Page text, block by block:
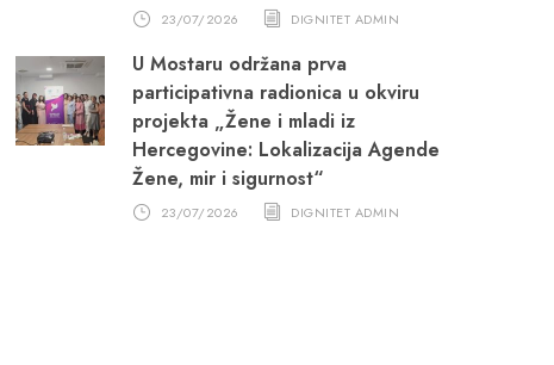
23/07/2026 DIGNITET ADMIN
U Mostaru održana prva
participativna radionica u okviru
projekta „Žene i mladi iz
Hercegovine: Lokalizacija Agende
Žene, mir i sigurnost“
23/07/2026 DIGNITET ADMIN